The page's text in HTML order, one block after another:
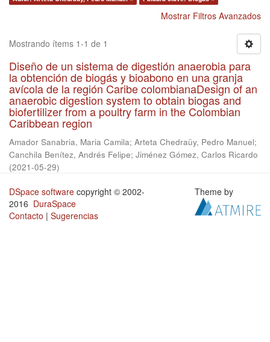
Mostrar Filtros Avanzados
Mostrando ítems 1-1 de 1
Diseño de un sistema de digestión anaerobia para
la obtención de biogás y bioabono en una granja
avícola de la región Caribe colombianaDesign of an
anaerobic digestion system to obtain biogas and
biofertilizer from a poultry farm in the Colombian
Caribbean region
Amador Sanabria, Maria Camila; Arteta Chedraüy, Pedro Manuel;
Canchila Benítez, Andrés Felipe; Jiménez Gómez, Carlos Ricardo
(2021-05-29)
DSpace software copyright © 2002-
2016 DuraSpace
Contacto | Sugerencias
Theme by